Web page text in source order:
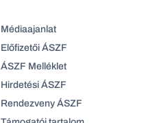
Médiaajanlat
Előfizetői ÁSZF
ÁSZF Melléklet
Hirdetési ÁSZF
Rendezveny ÁSZF